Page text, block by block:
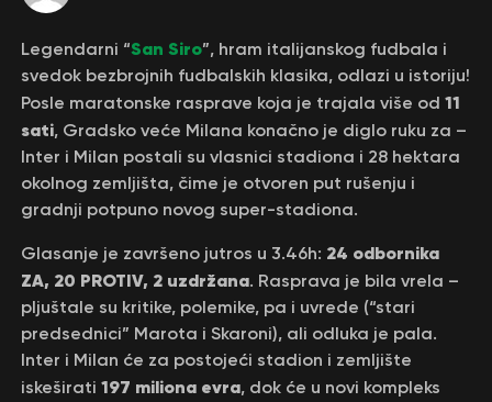
Legendarni “San Siro”, hram italijanskog fudbala i
svedok bezbrojnih fudbalskih klasika, odlazi u istoriju!
Posle maratonske rasprave koja je trajala više od 11
sati, Gradsko veće Milana konačno je diglo ruku za –
Inter i Milan postali su vlasnici stadiona i 28 hektara
okolnog zemljišta, čime je otvoren put rušenju i
gradnji potpuno novog super-stadiona.
Glasanje je završeno jutros u 3.46h: 24 odbornika
ZA, 20 PROTIV, 2 uzdržana. Rasprava je bila vrela –
pljuštale su kritike, polemike, pa i uvrede (“stari
predsednici” Marota i Skaroni), ali odluka je pala.
Inter i Milan će za postojeći stadion i zemljište
iskeširati 197 miliona evra, dok će u novi kompleks